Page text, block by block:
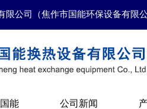
限公司（焦作市国能环保设备有限
能 公司新闻